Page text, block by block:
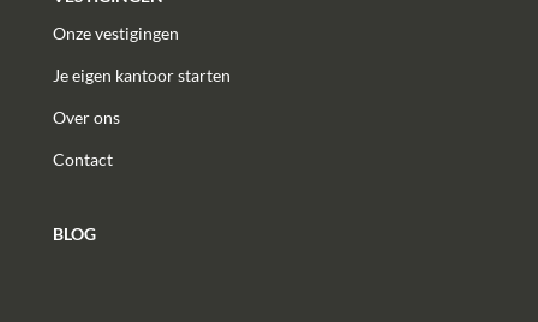
Onze vestigingen
Je eigen kantoor starten
Over ons
Contact
BLOG